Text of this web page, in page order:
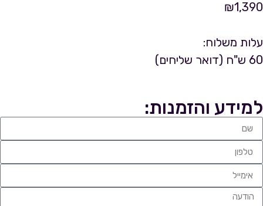
₪1,390
עלות משלוח:
60 ש"ח (דואר שליחים)
למידע והזמנות: